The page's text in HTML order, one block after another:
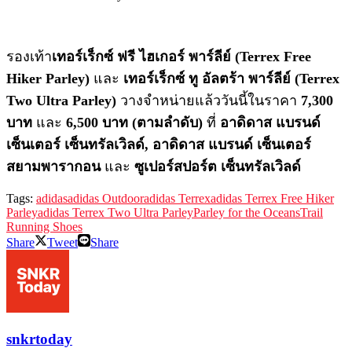
รองเท้าเทอร์เร็กซ์ ฟรี ไฮเกอร์ พาร์ลีย์ (Terrex Free
Hiker Parley) และ เทอร์เร็กซ์ ทู อัลตร้า พาร์ลีย์ (Terrex
Two Ultra Parley) วางจำหน่ายแล้ววันนี้ในราคา 7,300
บาท และ 6,500 บาท (ตามลำดับ) ที่ อาดิดาส แบรนด์
เซ็นเตอร์ เซ็นทรัลเวิลด์, อาดิดาส แบรนด์ เซ็นเตอร์
สยามพารากอนและ ซูเปอร์สปอร์ต เซ็นทรัลเวิลด์
Tags: adidasadidas Outdooradidas Terrexadidas Terrex Free Hiker
Parleyadidas Terrex Two Ultra ParleyParley for the OceansTrail
Running Shoes
Share
Tweet Share
snkrtoday